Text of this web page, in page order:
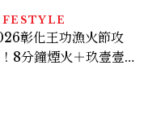
彰化王功漁火節攻
8分鐘煙火＋玖壹壹、